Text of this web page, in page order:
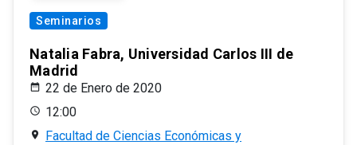
Seminarios
Natalia Fabra, Universidad Carlos III de
Madrid
22 de Enero de 2020
12:00
Facultad de Ciencias Económicas y